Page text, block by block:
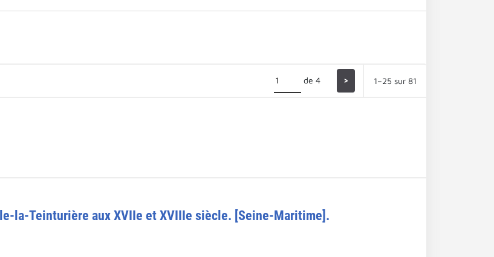
de 4 > 1–25 sur 81
la-Teinturière aux XVIIe et XVIIIe siècle. [Seine-Maritime].